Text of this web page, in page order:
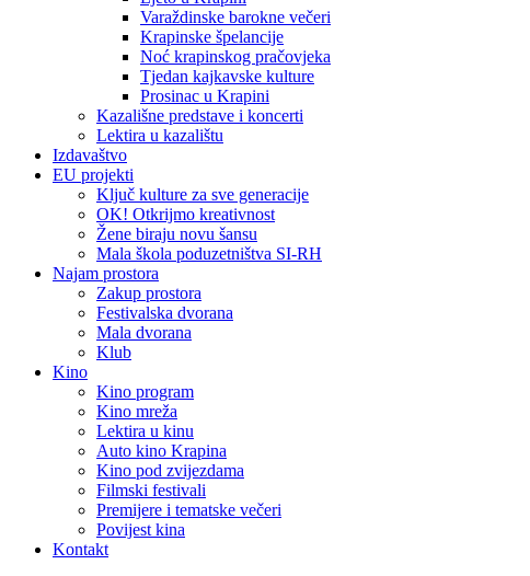
Varaždinske barokne večeri
Krapinske špelancije
Noć krapinskog pračovjeka
Tjedan kajkavske kulture
Prosinac u Krapini
Kazališne predstave i koncerti
Lektira u kazalištu
Izdavaštvo
EU projekti
Ključ kulture za sve generacije
OK! Otkrijmo kreativnost
Žene biraju novu šansu
Mala škola poduzetništva SI-RH
Najam prostora
Zakup prostora
Festivalska dvorana
Mala dvorana
Klub
Kino
Kino program
Kino mreža
Lektira u kinu
Auto kino Krapina
Kino pod zvijezdama
Filmski festivali
Premijere i tematske večeri
Povijest kina
Kontakt